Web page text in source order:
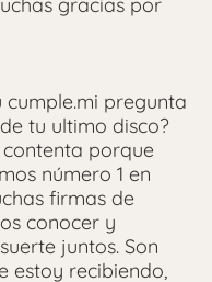
pregunta
tu ultimo disco?
porque
número 1 en
firmas de
conocer y
juntos. Son
estoy recibiendo,